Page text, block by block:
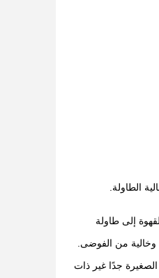
الطاولة.
إلى طاولة
من الفوضى.
جدًا غير ذات